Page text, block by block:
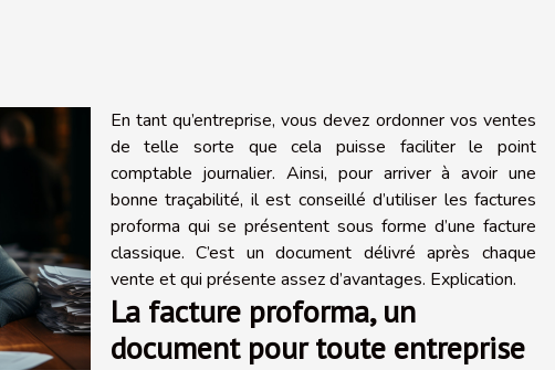
En tant qu’entreprise, vous devez ordonner vos ventes
de telle sorte que cela puisse faciliter le point
comptable journalier. Ainsi, pour arriver à avoir une
bonne traçabilité, il est conseillé d’utiliser les factures
proforma qui se présentent sous forme d’une facture
classique. C’est un document délivré après chaque
vente et qui présente assez d’avantages. Explication.
La facture proforma, un
document pour toute entreprise